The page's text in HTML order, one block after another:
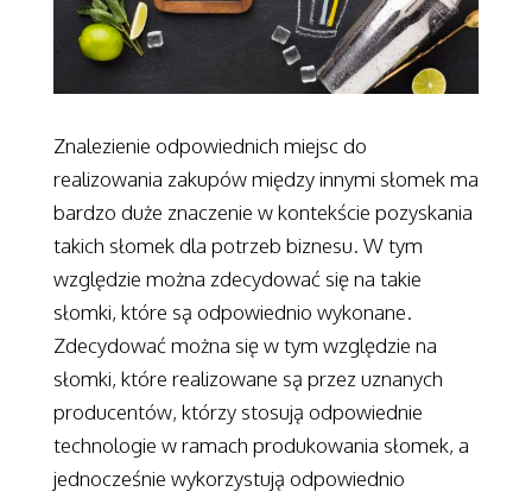
Znalezienie odpowiednich miejsc do
realizowania zakupów między innymi słomek ma
bardzo duże znaczenie w kontekście pozyskania
takich słomek dla potrzeb biznesu. W tym
względzie można zdecydować się na takie
słomki, które są odpowiednio wykonane.
Zdecydować można się w tym względzie na
słomki, które realizowane są przez uznanych
producentów, którzy stosują odpowiednie
technologie w ramach produkowania słomek, a
jednocześnie wykorzystują odpowiednio